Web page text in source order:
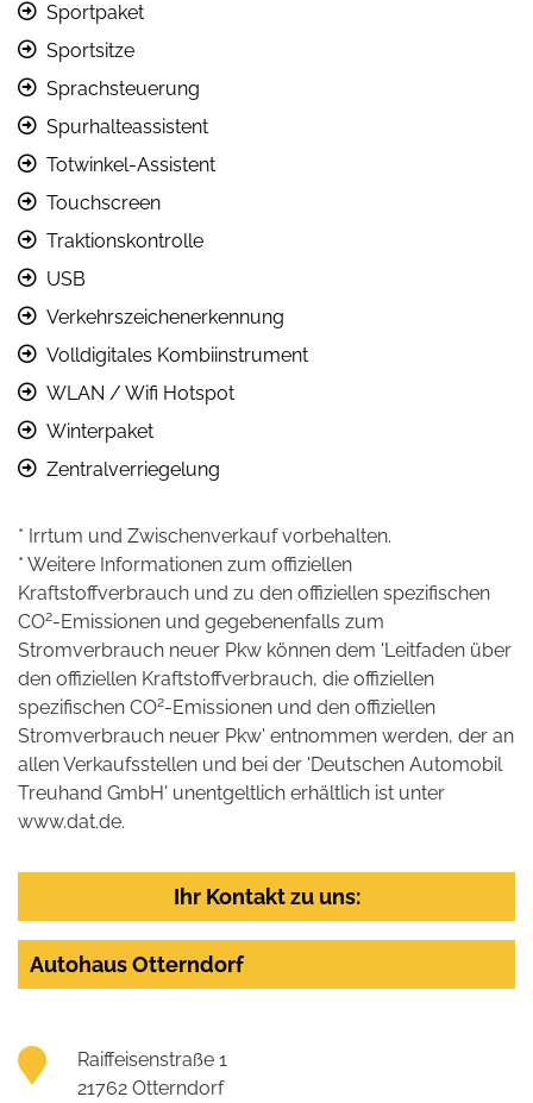
Sportpaket
Sportsitze
Sprachsteuerung
Spurhalteassistent
Totwinkel-Assistent
Touchscreen
Traktionskontrolle
USB
Verkehrszeichenerkennung
Volldigitales Kombiinstrument
WLAN / Wifi Hotspot
Winterpaket
Zentralverriegelung
* Irrtum und Zwischenverkauf vorbehalten.
* Weitere Informationen zum offiziellen
Kraftstoffverbrauch und zu den offiziellen spezifischen
CO2-Emissionen und gegebenenfalls zum
Stromverbrauch neuer Pkw können dem 'Leitfaden über
den offiziellen Kraftstoffverbrauch, die offiziellen
spezifischen CO2-Emissionen und den offiziellen
Stromverbrauch neuer Pkw' entnommen werden, der an
allen Verkaufsstellen und bei der 'Deutschen Automobil
Treuhand GmbH' unentgeltlich erhältlich ist unter
www.dat.de.
Ihr Kontakt zu uns:
Autohaus Otterndorf
Raiffeisenstraße 1
21762 Otterndorf